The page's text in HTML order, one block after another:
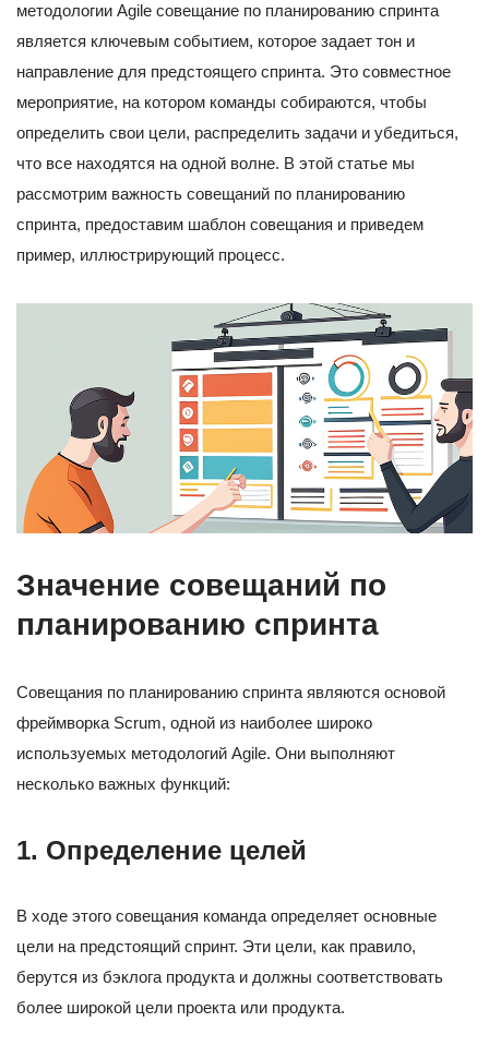
методологии Agile совещание по планированию спринта
является ключевым событием, которое задает тон и
направление для предстоящего спринта. Это совместное
мероприятие, на котором команды собираются, чтобы
определить свои цели, распределить задачи и убедиться,
что все находятся на одной волне. В этой статье мы
рассмотрим важность совещаний по планированию
спринта, предоставим шаблон совещания и приведем
пример, иллюстрирующий процесс.
Значение совещаний по
планированию спринта
Совещания по планированию спринта являются основой
фреймворка Scrum, одной из наиболее широко
используемых методологий Agile. Они выполняют
несколько важных функций:
1. Определение целей
В ходе этого совещания команда определяет основные
цели на предстоящий спринт. Эти цели, как правило,
берутся из бэклога продукта и должны соответствовать
более широкой цели проекта или продукта.